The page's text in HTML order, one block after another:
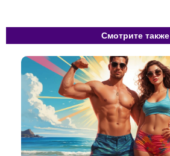
Смотрите также